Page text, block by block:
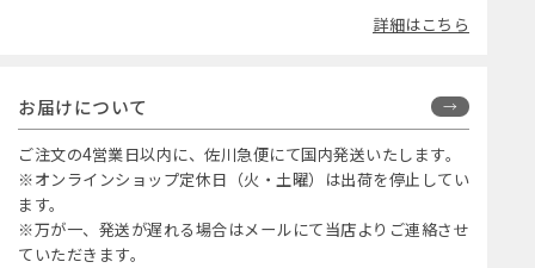
詳細はこちら
お届けについて
ご注文の4営業日以内に、佐川急便にて国内発送いたします。
※オンラインショップ定休日（火・土曜）は出荷を停止してい
ます。
※万が一、発送が遅れる場合はメールにて当店よりご連絡させ
ていただきます。